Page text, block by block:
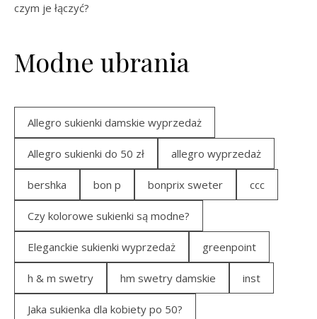
czym je łączyć?
Modne ubrania
Allegro sukienki damskie wyprzedaż
Allegro sukienki do 50 zł allegro wyprzedaż
bershka bon p bonprix sweter ccc
Czy kolorowe sukienki są modne?
Eleganckie sukienki wyprzedaż greenpoint
h & m swetry hm swetry damskie inst
Jaka sukienka dla kobiety po 50?